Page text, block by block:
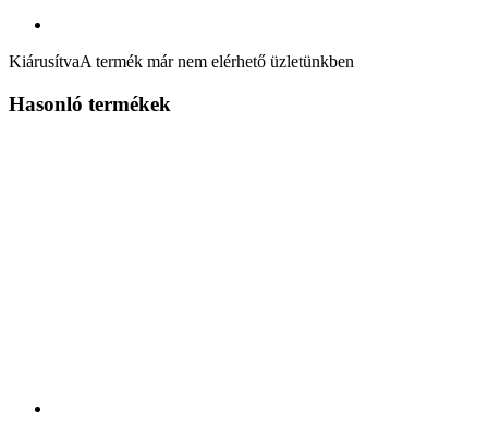
KiárusítvaA termék már nem elérhető üzletünkben
Hasonló termékek